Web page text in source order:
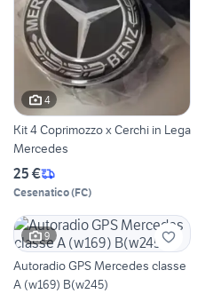
4
Kit 4 Coprimozzo x Cerchi in Lega
Mercedes
25 €
Cesenatico(FC)
9
Autoradio GPS Mercedes classe
A (w169) B(w245)